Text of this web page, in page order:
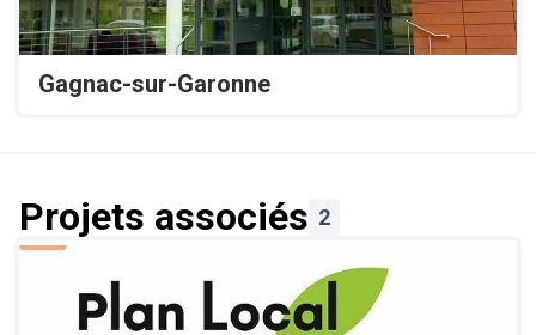
Gagnac-sur-Garonne
Projets associés 2